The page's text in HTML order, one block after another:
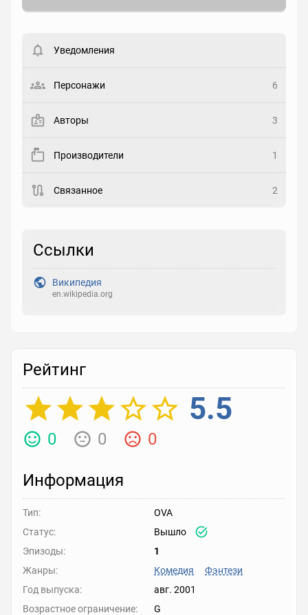
Статус
Рейтинг
Реакция
Уведомления
Персонажи 6
Авторы 3
Производители 1
Связанное 2
Ссылки
Википедия
en.wikipedia.org
Рейтинг
5.5
0 0 0
Информация
Тип:
OVA
Статус:
Вышло
Эпизоды:
1
Жанры:
Комедия
Фэнтези
Год выпуска:
авг. 2001
Возрастное ограничение:
G